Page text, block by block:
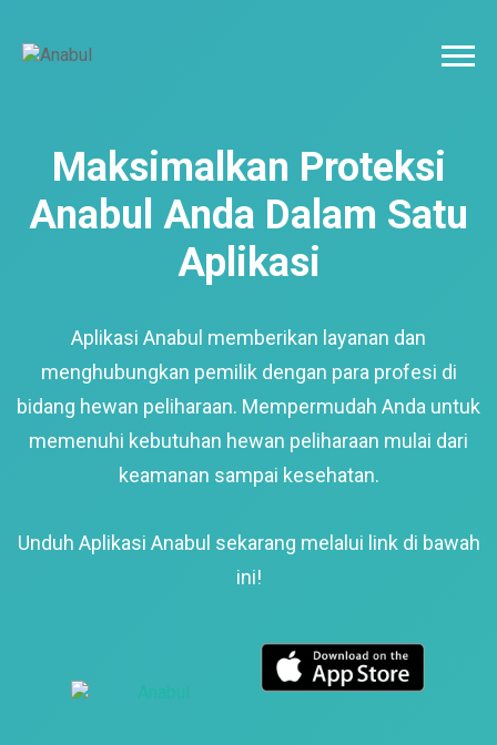
Maksimalkan Proteksi
Anabul Anda Dalam Satu
Aplikasi
Aplikasi Anabul memberikan layanan dan
menghubungkan pemilik dengan para profesi di
bidang hewan peliharaan. Mempermudah Anda untuk
memenuhi kebutuhan hewan peliharaan mulai dari
keamanan sampai kesehatan.
Unduh Aplikasi Anabul sekarang melalui link di bawah
ini!